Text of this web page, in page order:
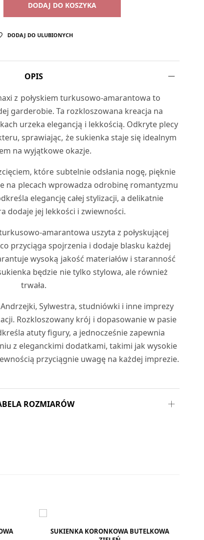
DODAJ DO KOSZYKA
DODAJ DO ULUBIONYCH
OPIS
z połyskiem turkusowo-amarantowa to
garderobie. Ta rozkloszowana kreacja na
urzeka elegancją i lekkością. Odkryte plecy
sprawiając, że sukienka staje się idealnym
na wyjątkowe okazje.
które subtelnie odsłania nogę, pięknie
na plecach wprowadza odrobinę romantyzmu
elegancję całej stylizacji, a delikatnie
dodaje jej lekkości i zwiewności.
amarantowa uszyta z połyskującej
przyciąga spojrzenia i dodaje blasku każdej
wysoką jakość materiałów i staranność
będzie nie tylko stylowa, ale również
trwała.
Sylwestra, studniówki i inne imprezy
Rozkloszowany krój i dopasowanie w pasie
atuty figury, a jednocześnie zapewnia
z eleganckimi dodatkami, takimi jak wysokie
przyciągnie uwagę na każdej imprezie.
ROZMIARÓW
SUKIENKA KORONKOWA BUTELKOWA